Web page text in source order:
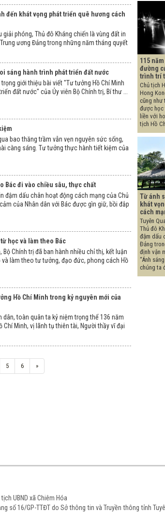
đến khát vọng phát triển quê hương cách
giải phóng, Thủ đô Kháng chiến là vùng đất in
ương Đảng trong những năm tháng quyết
sáng hành trình phát triển đất nước
trọng giới thiệu bài viết "Tư tưởng Hồ Chí Minh
đất nước" của Ủy viên Bộ Chính trị, Bí thư ...
bao thăng trầm vẫn vẹn nguyên sức sống,
càng sáng. Tư tưởng thực hành tiết kiệm của
Bác đi vào chiều sâu, thực chất
đậm dấu chân hoạt động cách mạng của Chủ
của Nhân dân với Bác được gìn giữ, bồi đắp
học và làm theo Bác
Chính trị đã ban hành nhiều chỉ thị, kết luận
và làm theo tư tưởng, đạo đức, phong cách Hồ
Hồ Chí Minh trong kỷ nguyên mới của
dân, toàn quân ta kỷ niệm trọng thể 136 năm
Chí Minh, vị lãnh tụ thiên tài, Người thầy vĩ đại
5 6 »
115
đường
trình trí
Chủ tịch
Hong
cũng như
được học
liền với
tịch Hồ
Từ ánh
khát
cách
Tuyên
Thủ đô
đậm dấu
Đảng
định vận
“Ánh
chúng ta
UBND xã Chiêm Hóa
số 16/GP-TTĐT do Sở thông tin và Truyền thông tỉnh